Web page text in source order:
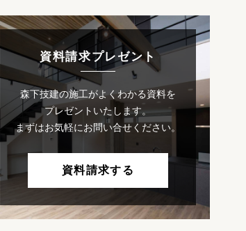
資料請求プレゼント
森下技建の施工がよくわかる資料を
プレゼントいたします。
まずはお気軽にお問い合せください。
資料請求する